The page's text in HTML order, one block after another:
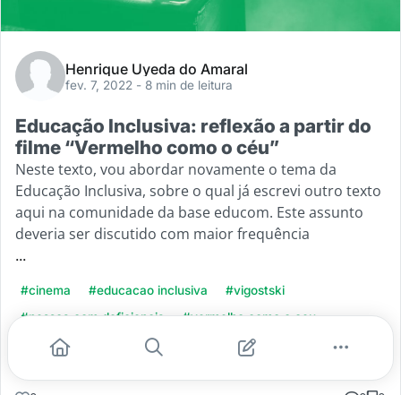
Henrique Uyeda do Amaral
fev. 7, 2022 - 8 min de leitura
Educação Inclusiva: reflexão a partir do
filme “Vermelho como o céu”
Neste texto, vou abordar novamente o tema da
Educação Inclusiva, sobre o qual já escrevi outro texto
aqui na comunidade da base educom. Este assunto
deveria ser discutido com maior frequência
...
#cinema #educacao inclusiva
#vigostski
#pessoa com deficiencia
#vermelho como o ceu
Leia mais